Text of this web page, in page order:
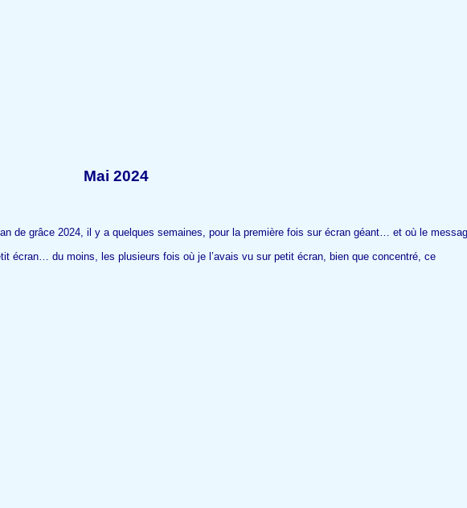
Mai 2024
de grâce 2024, il y a quelques semaines, pour la première fois sur écran géant… et où le
écran… du moins, les plusieurs fois où je l’avais vu sur petit écran, bien que concentré, ce